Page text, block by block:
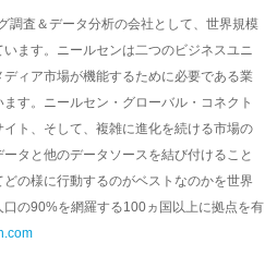
調査＆データ分析の会社として、世界規模
ます。ニールセンは二つのビジネスユニ
ィア市場が機能するために必要である業
す。ニールセン・グローバル・コネクト
ト、そして、複雑に進化を続ける市場の
タと他のデータソースを結び付けること
の様に行動するのがベストなのかを世界
の90%を網羅する100ヵ国以上に拠点を有